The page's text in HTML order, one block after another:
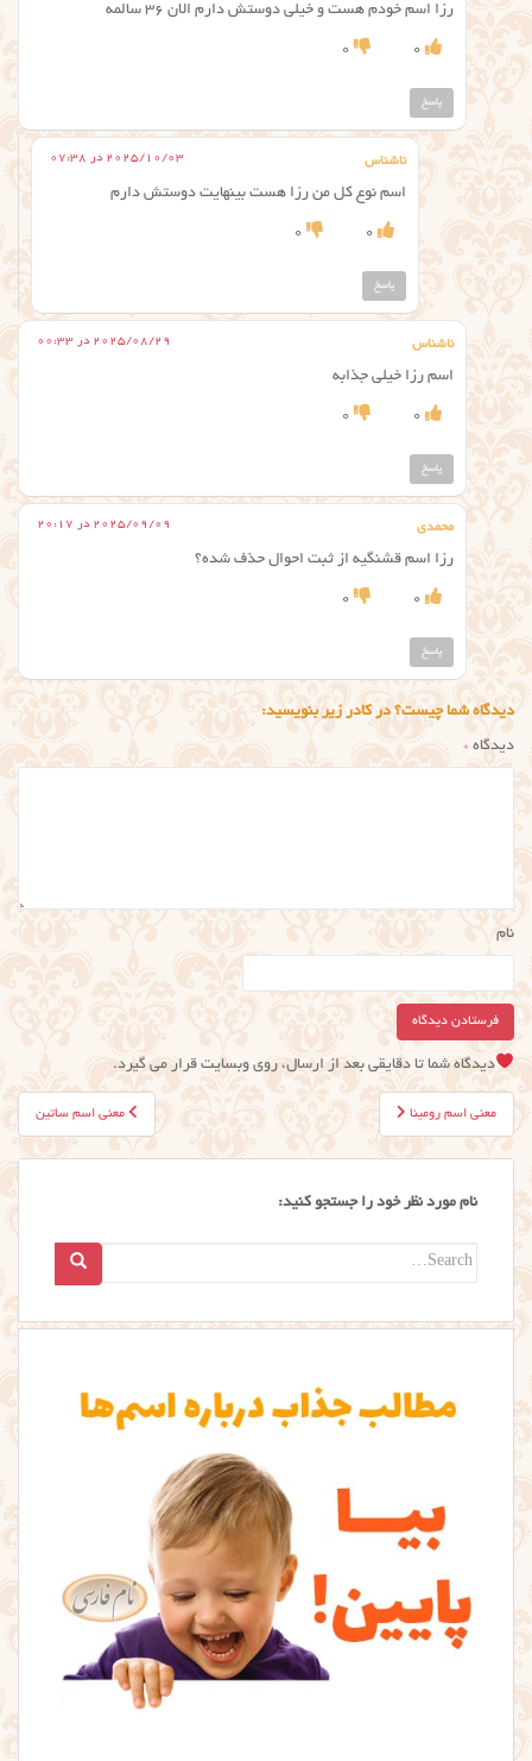
رزا اسم خودم هست و خیلی دوستش دارم الان ۳۶ سالمه
0
0
پاسخ
ناشناس 2025/10/03 در 07:38
اسم نوع کل من رزا هست بینهایت دوستش دارم
0
0
پاسخ
ناشناس 2025/08/29 در 00:33
اسم رزا خیلی جذابه
0
0
پاسخ
محمدی 2025/09/09 در 20:17
رزا اسم قشنگیه از ثبت احوال حذف شده؟
0
0
پاسخ
دیدگاه شما چیست؟ در کادر زیر بنویسید:
دیدگاه *
نام
دیدگاه شما تا دقایقی بعد از ارسال، روی وبسایت قرار می گیرد.
راهبری
نوشته
معنی اسم ساتین معنی اسم رومینا
نام مورد نظر خود را جستجو کنید:
Search